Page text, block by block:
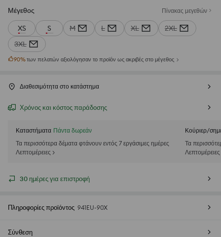
Μέγεθος Πίνακας μεγεθών
XS S M L XL
2XL
3XL
90%των πελατών αξιολόγησαν το προϊόν ως ακριβές στο μέγεθος
Διαθεσιμότητα στο κατάστημα
Χρόνος και κόστος παράδοσης
Καταστήματα Πάντα δωρεάν
Τα περισσότερα δέματα φτάνουν εντός 7 εργάσιμες ημέρες
Λεπτομέρειες >
Κούριερ/
Τα
Λεπτομέρειες
30 ημέρες για επιστροφή
Πληροφορίες προϊόντος 941EU-90X
Σύνθεση